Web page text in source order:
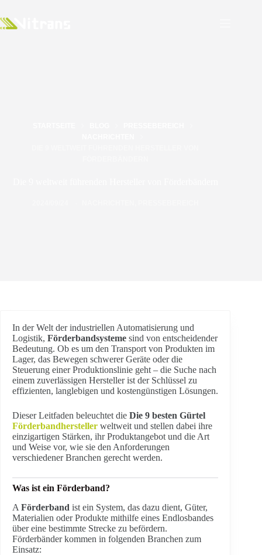
In der Welt der industriellen Automatisierung und
Logistik, Förderbandsysteme sind von entscheidender
Bedeutung. Ob es um den Transport von Produkten im
Lager, das Bewegen schwerer Geräte oder die
Steuerung einer Produktionslinie geht – die Suche nach
einem zuverlässigen Hersteller ist der Schlüssel zu
effizienten, langlebigen und kostengünstigen Lösungen.
Dieser Leitfaden beleuchtet die Die 9 besten Gürtel
Förderbandhersteller weltweit und stellen dabei ihre
einzigartigen Stärken, ihr Produktangebot und die Art
und Weise vor, wie sie den Anforderungen
verschiedener Branchen gerecht werden.
Was ist ein Förderband?
A Förderband ist ein System, das dazu dient, Güter,
Materialien oder Produkte mithilfe eines Endlosbandes
über eine bestimmte Strecke zu befördern.
Förderbänder kommen in folgenden Branchen zum
Einsatz: